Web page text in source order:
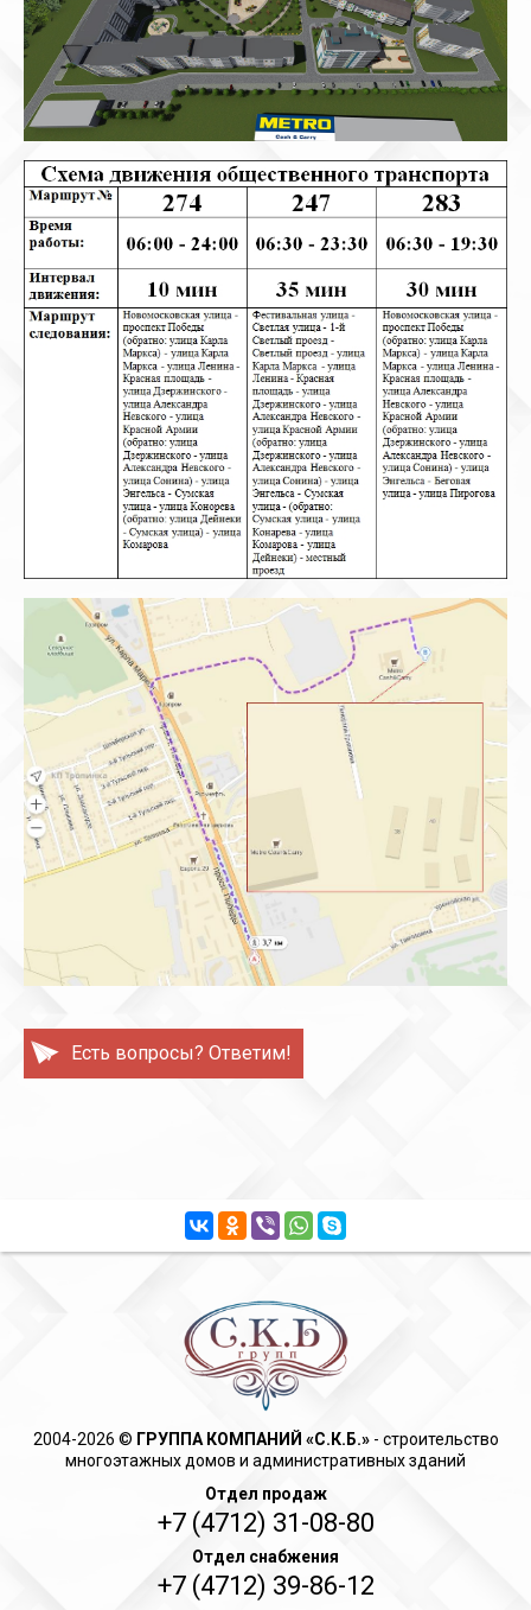
Есть вопросы? Ответим!
2004-2026 © ГРУППА КОМПАНИЙ «С.К.Б.»- cтроительство
многоэтажных домов и административных зданий
Отдел продаж
+7 (4712) 31-08-80
Отдел снабжения
+7 (4712) 39-86-12